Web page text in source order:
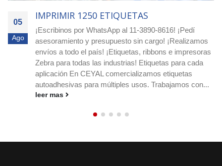
05
Ago
IMPRIMIR 4000 ETIQUETAS
Agilizá tus pocesos! Cotizá ya con nuestro equipo
experto! Escribimos a nuestro whatsapp: 11-3890-8616
o a nuestro e-mailceyal@ceyal.com.arEtiquetas
adhesivas para imprimir que agilizan la identificación, el
stock y los envíos en cualquier rubro. Conocé
medidas, materiales y ribbons....
leer mas